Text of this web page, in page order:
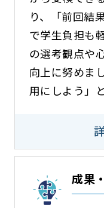
り、「前回結
で学生負担も
の選考観点や
向上に努めま
用にしよう」
成果